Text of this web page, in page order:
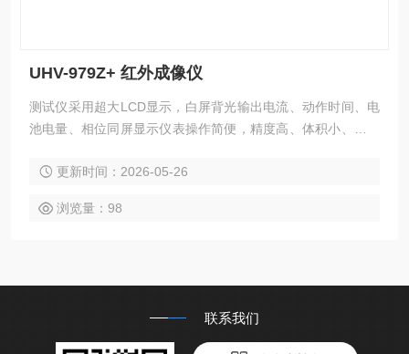
UHV-979Z+ 红外成像仪
测试仪采用超大LCD显示，白屏背光输出电流、动作时间、电
池电量、相位同屏显示仪表操作简便，精度高、体积小、重量
更新时间：2026-05-26
浏览量：98
联系我们